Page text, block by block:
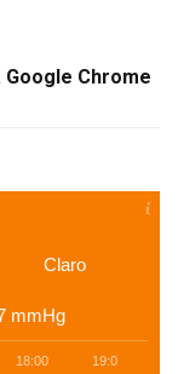
Chrome
Claro
mmHg
18:00 19:00